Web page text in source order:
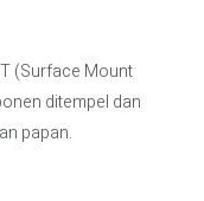
(Surface Mount
ditempel dan
papan.